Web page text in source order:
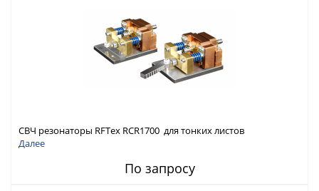
СВЧ резонаторы RFTex RCR1700 для тонких листов
Далее
По запросу